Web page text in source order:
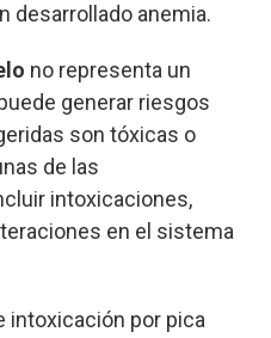
desarrollado anemia.
no representa un
generar riesgos
son tóxicas o
de las
intoxicaciones,
en el sistema
intoxicación por pica